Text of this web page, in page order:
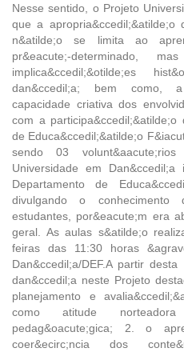
Nesse sentido, o Projeto
que a
n&atilde;o se limita ao
pr&eacute;-determinado,
implica&ccedil;&otilde;es
dan&ccedil;a; bem como, a
capacidade criativa dos
com a
de Educa&ccedil;&atilde;o
sendo 03
Universidade em
Departamento de
divulgando o conhecimento
estudantes, por&eacute;m era
geral. As aulas s&atilde;o
feiras das 11:30 horas
Dan&ccedil;a/DEF.A partir
dan&ccedil;a neste Projeto
planejamento e
como atitude
pedag&oacute;gica; 2. o
coer&ecirc;ncia dos